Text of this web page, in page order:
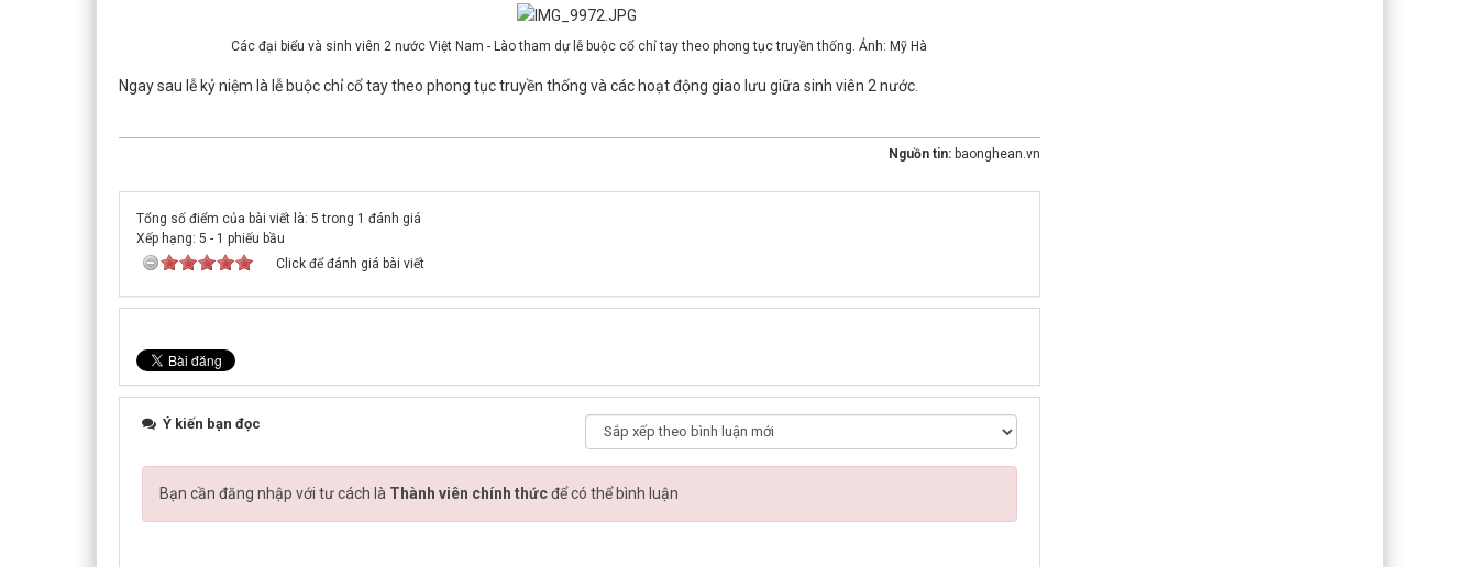
Các đại biểu và sinh viên 2 nước Việt Nam - Lào tham dự lễ buộc cổ chỉ tay theo phong tục truyền thống. Ảnh: Mỹ Hà
Ngay sau lễ kỷ niệm là lễ buộc chỉ cổ tay theo phong tục truyền thống và các hoạt động giao lưu giữa sinh viên 2 nước.
Nguồn tin: baonghean.vn
Tổng số điểm của bài viết là: 5 trong 1 đánh giá
Xếp hạng: 5 - 1 phiếu bầu
Click để đánh giá bài viết
Ý kiến bạn đọc
Bạn cần đăng nhập với tư cách là Thành viên chính thứcđể có thể bình luận